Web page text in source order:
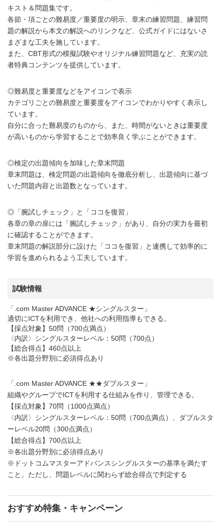
キスト＆問題集です。
各節・項ごとの難易度／重要度の明示、章末の練習問題、練習問
題の解説から本文の解説へのリンクなど、公式ガイドにはないさ
まざまな工夫を施しています。
また、CBT形式の模擬試験やオリジナル練習問題など、充実の読
者特典コンテンツを提供しています。
◎難易度と重要度などをアイコンで表示
カテゴリごとの難易度と重要度をアイコンでわかりやすく表示し
ています。
自分に合った難易度のものから、また、時間がないときは重要度
が高いものから学習することで効率良く学ぶことができます。
◎検定の出題傾向を加味した章末問題
章末問題は、検定問題の出題傾向を徹底分析し、出題傾向に基づ
いた問題内容と出題数となっています。
◎「腕試しチェック」と「ココを復習」
各章の章の扉には「腕試しチェック」があり、自分の実力を最初
に確認することができます。
章末問題の解説部分に設けた「ココを復習」と連携して効率的に
学習を進められるよう工夫しています。
試験情報
「.com Master ADVANCE ★シングルスター」
適切にICTを利用でき、他社への利用指導もできる。
【採点対象】50問（700点満点）
〈内訳〉シングルスターレベル：50問（700点）
【総合得点】460点以上
※各出題分野別に必須得点あり
「.com Master ADVANCE ★★ダブルスター」
組織やグループでICTを利用する仕組みを作り、管理できる。
【採点対象】70問（1000点満点）
〈内訳〉シングルスターレベル：50問（700点満点）、ダブルスタ
ーレベル20問（300点満点）
【総合得点】700点以上
※各出題分野別に必須得点あり
※ドットコムマスターアドバンスシングルスターの基準を満たす
こと。ただし、問題レベルに関わらず総合得点で判定する
おすすめ特集・キャンペーン